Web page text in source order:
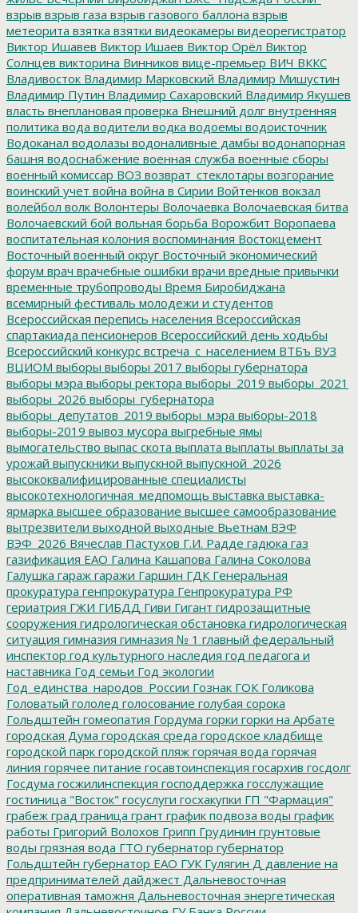
взрыв взрыв газа взрыв газового баллона взрыв
метеорита взятка взятки видеокамеры видеорегистратор
Виктор Ишавев Виктор Ишаев Виктор Орёл Виктор
Солнцев викторина Винников вице-премьер ВИЧ ВККС
Владивосток Владимир Марковский Владимир Мишустин
Владимир Путин Владимир Сахаровский Владимир Якушев
власть внеплановая проверка Внешний долг внутренняя
политика вода водители водка водоемы водоисточник
Водоканал водолазы водоналивные дамбы водонапорная
башня водоснабжение военная служба военные сборы
военный комиссар ВОЗ возврат_стеклотары возгорание
воинский учет война война в Сирии Войтенков вокзал
волейбол волк Волонтеры Волочаевка Волочаевская битва
Волочаевский бой вольная борьба Ворожбит Воропаева
воспитательная колония воспоминания Востокцемент
Восточный военный округ Восточный экономический
форум врач врачебные ошибки врачи вредные привычки
временные трубопроводы Время Биробиджана
всемирный фестиваль молодежи и студентов
Всероссийская перепись населения Всероссийская
спартакиада пенсионеров Всероссийский день ходьбы
Всероссийский конкурс встреча_с_населением ВТБъ ВУЗ
ВЦИОМ выборы выборы 2017 выборы губернатора
выборы мэра выборы ректора выборы_2019 выборы_2021
выборы_2026 выборы_губернатора
выборы_депутатов_2019 выборы_мэра выборы-2018
выборы-2019 вывоз мусора выгребные ямы
вымогательство выпас скота выплата выплаты выплаты за
урожай выпускники выпускной выпускной_2026
высококвалифицированные специалисты
высокотехнологичная_медпомощь выставка выставка-
ярмарка высшее образование высшее самообразование
вытрезвители выходной выходные Вьетнам ВЭФ
ВЭФ_2026 Вячеслав Пастухов Г.И. Радде гадюка газ
газификация ЕАО Галина Кашапова Галина Соколова
Галушка гараж гаражи Гаршин ГДК Генеральная
прокуратура генпрокуратура Генпрокуратура РФ
гериатрия ГЖИ ГИБДД Гиви Гигант гидрозащитные
сооружения гидрологическая обстановка гидрологическая
ситуация гимназия гимназия № 1 главный федеральный
инспектор год культурного наследия год педагога и
наставника Год семьи Год экологии
Год_единства_народов_России Гознак ГОК Голикова
Головатый гололед голосование голубая сорока
Гольдштейн гомеопатия Гордума горки горки на Арбате
городская Дума городская среда городское кладбище
городской парк городской пляж горячая вода горячая
линия горячее питание госавтоинспекция госархив госдолг
Госдума госжилинспекция господдержка госслужащие
гостиница "Восток" госуслуги госхакупки ГП "Фармация"
грабеж град граница грант график подвоза воды график
работы Григорий Волохов Грипп Грудинин грунтовые
воды грязная вода ГТО губернатор губернатор
Гольдштейн губернатор ЕАО ГУК Гулягин Д давление на
предпринимателей дайджест Дальневосточная
оперативная таможня Дальневосточная энергетическая